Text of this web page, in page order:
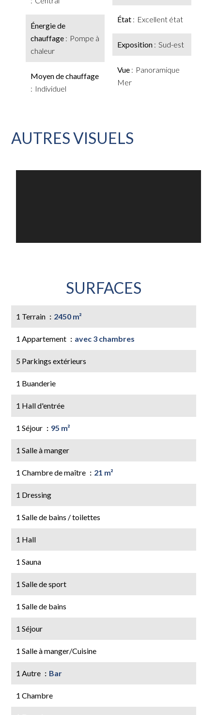
Énergie de
chauffage
Pompe à
chaleur
Moyen de chauffage
Individuel
État Excellent état
Exposition Sud-est
Vue
Panoramique
Mer
AUTRES VISUELS
SURFACES
1 Terrain 2450 m²
1 Appartement avec 3 chambres
5 Parkings extérieurs
1 Buanderie
1 Hall d'entrée
1 Séjour 95 m²
1 Salle à manger
1 Chambre de maître 21 m²
1 Dressing
1 Salle de bains / toilettes
1 Hall
1 Sauna
1 Salle de sport
1 Salle de bains
1 Séjour
1 Salle à manger/Cuisine
1 Autre Bar
1 Chambre